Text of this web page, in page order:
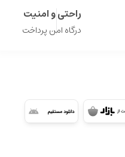
راحتی و امنیت
درگاه امن پرداخت